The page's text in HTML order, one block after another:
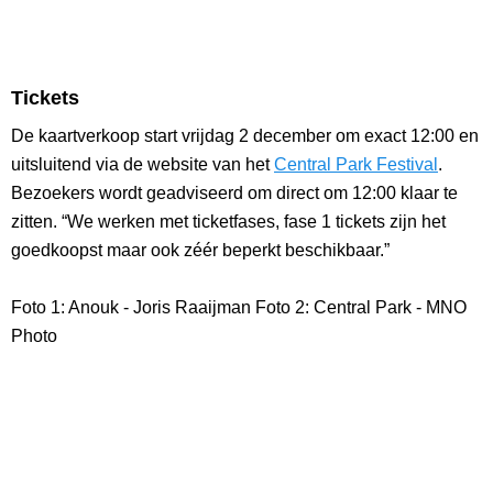
Tickets
De kaartverkoop start vrijdag 2 december om exact 12:00 en
uitsluitend via de website van hetCentral Park Festival .
Bezoekers wordt geadviseerd om direct om 12:00 klaar te
zitten. “We werken met ticketfases, fase 1 tickets zijn het
goedkoopst maar ook zéér beperkt beschikbaar.”
Foto 1: Anouk - Joris Raaijman Foto 2: Central Park - MNO
Photo